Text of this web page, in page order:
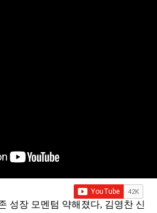
성장 모멘텀 약해졌다, 김영찬 신